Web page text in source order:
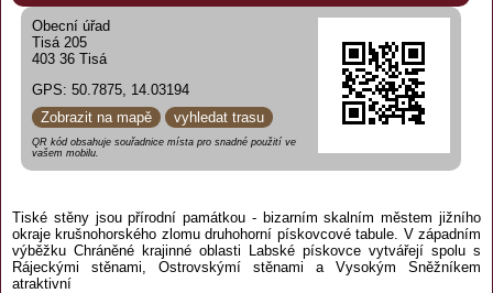
Obecní úřad
Tisá 205
403 36 Tisá
GPS: 50.7875, 14.03194
Zobrazit na mapě
vyhledat trasu
QR kód obsahuje souřadnice místa pro snadné použití ve
vašem mobilu.
Tiské stěny jsou přírodní památkou - bizarním skalním městem jižního
okraje krušnohorského zlomu druhohorní pískovcové tabule. V západním
výběžku Chráněné krajinné oblasti Labské pískovce vytvářejí spolu s
Rájeckými stěnami, Ostrovskýmí stěnami a Vysokým Sněžníkem
atraktivní